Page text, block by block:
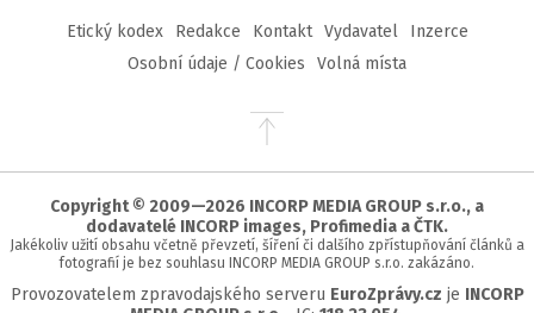
Etický kodex Redakce Kontakt Vydavatel
Inzerce
Osobní údaje / Cookies
Volná místa
Přejít
stránky
Copyright © 2009—2026 INCORP MEDIA GROUP s.r.o., a
dodavatelé INCORP images, Profimedia a ČTK.
Jakékoliv užití obsahu včetně převzetí, šíření či dalšího zpřístupňování článků a
fotografií je bez souhlasu INCORP MEDIA GROUP s.r.o. zakázáno.
Provozovatelem zpravodajského serveru EuroZprávy.cz je INCORP